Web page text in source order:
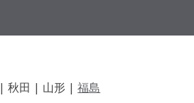
| 秋田 | 山形 |福島